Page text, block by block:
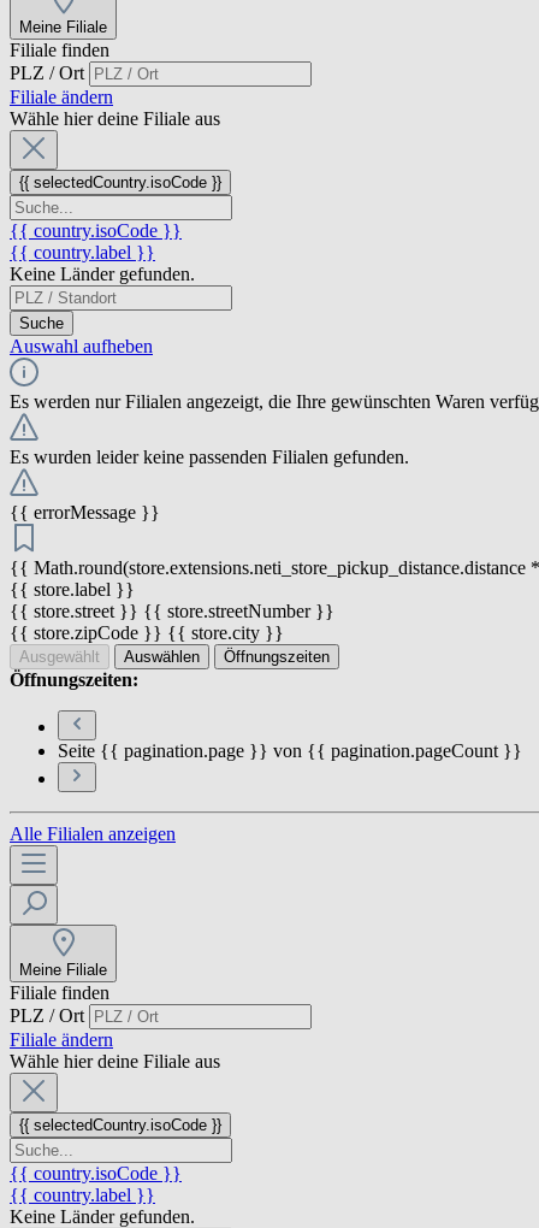
Meine Filiale
Filiale finden
PLZ / Ort
Filiale ändern
Wähle hier deine Filiale aus
{{ selectedCountry.isoCode }}
{{ country.isoCode }}
{{ country.label }}
Keine Länder gefunden.
Suche
Auswahl aufheben
Es werden nur Filialen angezeigt, die Ihre gewünschten Waren
Es wurden leider keine passenden Filialen gefunden.
{{ errorMessage }}
{{
{{ store.label }}
{{ store.street }} {{ store.streetNumber }}
{{ store.zipCode }} {{ store.city }}
Ausgewählt Auswählen Öffnungszeiten
Öffnungszeiten:
Seite {{ pagination.page }} von {{ pagination.pageCount }}
Alle Filialen anzeigen
Meine Filiale
Filiale finden
PLZ / Ort
Filiale ändern
Wähle hier deine Filiale aus
{{ selectedCountry.isoCode }}
{{ country.isoCode }}
{{ country.label }}
Keine Länder gefunden.